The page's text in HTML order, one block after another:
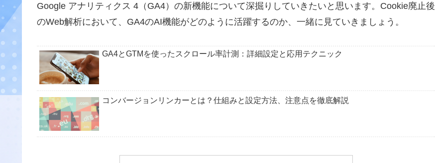
Google アナリティクス 4（GA4）の新機能について深掘りしていきたいと思います。Cookie廃止後
のWeb解析において、GA4のAI機能がどのように活躍するのか、一緒に見ていきましょう。
GA4とGTMを使ったスクロール率計測：詳細設定と応用テクニック
コンバージョンリンカーとは？仕組みと設定方法、注意点を徹底解説